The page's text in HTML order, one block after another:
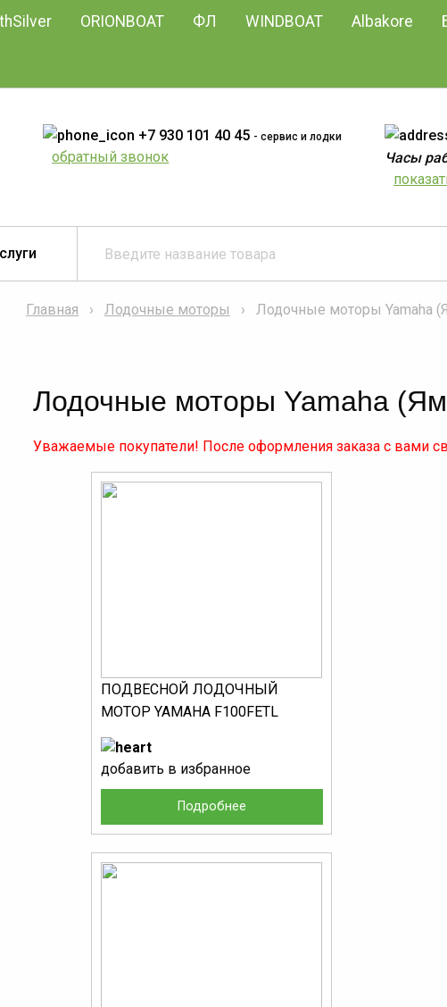
ORIONBOAT ФЛ WINDBOAT Albakore
+7 930 101 40 45 - сервис и лодки
обратный звонок
Часы
Главная Лодочные моторы Лодочные моторы Yamaha
Лодочные моторы Yamaha
Уважаемые покупатели! После оформления заказа с вами
ПОДВЕСНОЙ ЛОДОЧНЫЙ
МОТОР YAMAHA F100FETL
Подробнее
добавить в избранное